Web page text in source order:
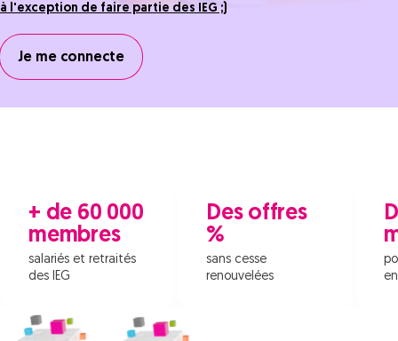
à l'exception de faire partie des IEG ;)
Je me connecte
+ de 60 000
membres
salariés et retraités
des IEG
Des offres
%
sans cesse
renouvelées